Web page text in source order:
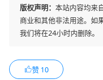
版权声明： 本站内容均来
商业和其他非法用途。如
我们将在24小时内删除。
赞 10